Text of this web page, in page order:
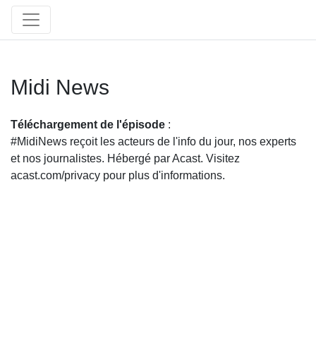
Midi News
Téléchargement de l'épisode :
#MidiNews reçoit les acteurs de l'info du jour, nos experts
et nos journalistes. Hébergé par Acast. Visitez
acast.com/privacy pour plus d'informations.